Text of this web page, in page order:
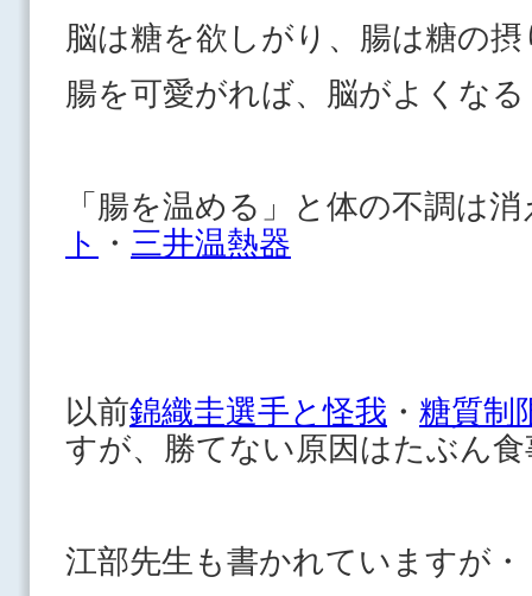
脳は糖を欲しがり、腸は糖の
腸を可愛がれば、脳がよくなる
「腸を温める」と体の不調
ト ・ 三井温熱器
以前錦織圭選手と怪我 ・ 糖質制
すが、勝てない原因はたぶん
江部先生も書かれていますが・